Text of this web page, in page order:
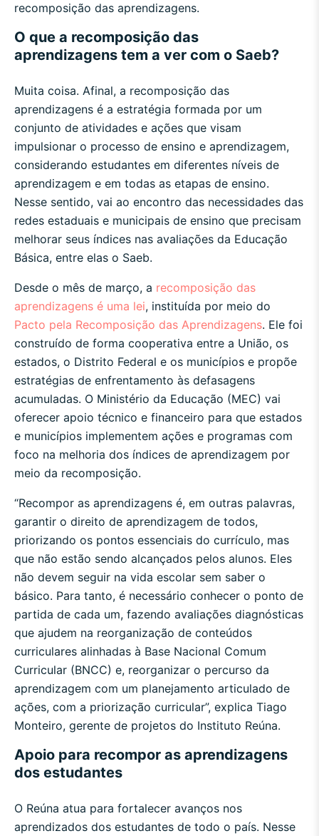
recomposição das aprendizagens.
O que a recomposição das
aprendizagens tem a ver com o Saeb?
Muita coisa. Afinal, a recomposição das
aprendizagens é a estratégia formada por um
conjunto de atividades e ações que visam
impulsionar o processo de ensino e aprendizagem,
considerando estudantes em diferentes níveis de
aprendizagem e em todas as etapas de ensino.
Nesse sentido, vai ao encontro das necessidades das
redes estaduais e municipais de ensino que precisam
melhorar seus índices nas avaliações da Educação
Básica, entre elas o Saeb.
Desde o mês de março, a recomposição das
aprendizagens é uma lei, instituída por meio do
Pacto pela Recomposição das Aprendizagens. Ele foi
construído de forma cooperativa entre a União, os
estados, o Distrito Federal e os municípios e propõe
estratégias de enfrentamento às defasagens
acumuladas. O Ministério da Educação (MEC) vai
oferecer apoio técnico e financeiro para que estados
e municípios implementem ações e programas com
foco na melhoria dos índices de aprendizagem por
meio da recomposição.
“Recompor as aprendizagens é, em outras palavras,
garantir o direito de aprendizagem de todos,
priorizando os pontos essenciais do currículo, mas
que não estão sendo alcançados pelos alunos. Eles
não devem seguir na vida escolar sem saber o
básico. Para tanto, é necessário conhecer o ponto de
partida de cada um, fazendo avaliações diagnósticas
que ajudem na reorganização de conteúdos
curriculares alinhadas à Base Nacional Comum
Curricular (BNCC) e, reorganizar o percurso da
aprendizagem com um planejamento articulado de
ações, com a priorização curricular”, explica Tiago
Monteiro, gerente de projetos do Instituto Reúna.
Apoio para recompor as aprendizagens
dos estudantes
O Reúna atua para fortalecer avanços nos
aprendizados dos estudantes de todo o país. Nesse